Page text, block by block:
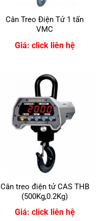
Cân Treo Điện Tử 1 tấn
VMC
Giá: click liên hệ
Cân treo điện tử CAS THB
(500Kg,0.2Kg)
Giá: click liên hệ